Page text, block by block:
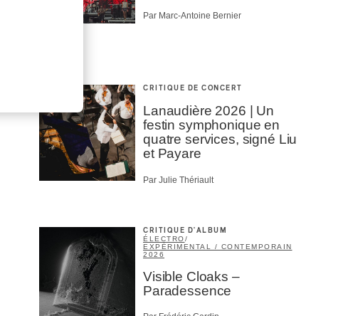
Par Marc-Antoine Bernier
CRITIQUE DE CONCERT
Lanaudière 2026 | Un
festin symphonique en
quatre services, signé Liu
et Payare
Par Julie Thériault
CRITIQUE D'ALBUM
ÉLECTRO/
EXPÉRIMENTAL / CONTEMPORAIN
2026
Visible Cloaks –
Paradessence